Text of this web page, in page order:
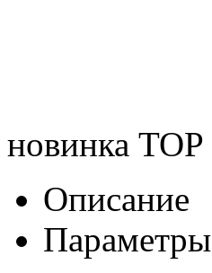
новинка TOP
Описание
Параметры